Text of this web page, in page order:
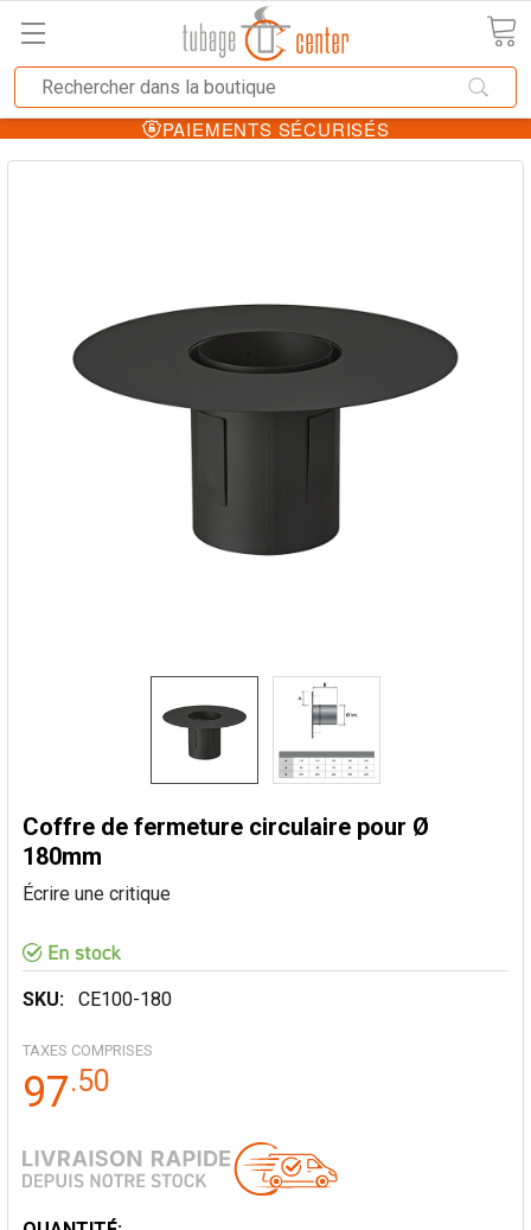
PAIEMENTS SÉCURISÉS
Coffre de fermeture circulaire pour Ø
180mm
Écrire une critique
SKU: CE100-180
TAXES COMPRISES
97.50